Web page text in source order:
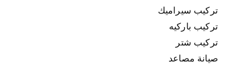
تركيب سيراميك
تركيب باركيه
تركيب شتر
صيانة مصاعد